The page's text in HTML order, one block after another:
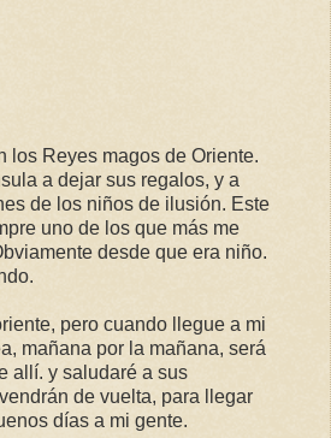
los Reyes magos de Oriente.
a dejar sus regalos, y a
de los niños de ilusión. Este
uno de los que más me
desde que era niño.
pero cuando llegue a mi
mañana por la mañana, será
allí. y saludaré a sus
de vuelta, para llegar
días a mi gente.